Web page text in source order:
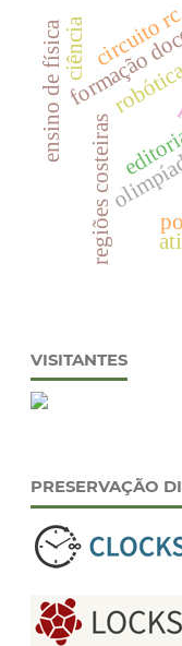
regiões costeiras
formação
ensino de físicaciência circuito
VISITANTES
PRESERVAÇÃO